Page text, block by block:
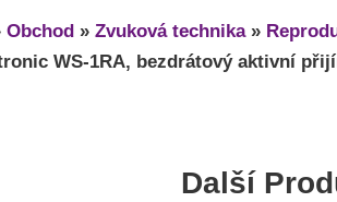
Obchod » Zvuková technika»
WS-1RA, bezdrátový aktivní
Další